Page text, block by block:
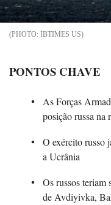
IBTIMES US
PONTOS CHAVE
As Forças
posição russa na
O exército russo
a Ucrânia
Os russos teriam
de Avdiyivka,